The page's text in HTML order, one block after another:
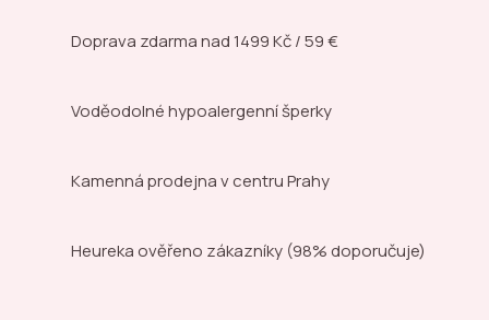
Doprava zdarma nad1499 Kč / 59 €
Voděodolné hypoalergenní šperky
Kamenná prodejnav centru Prahy
Heureka ověřeno zákazníky (98% doporučuje)